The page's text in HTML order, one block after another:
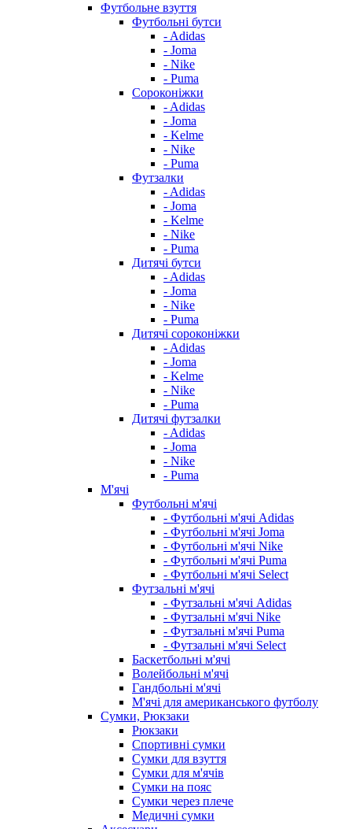
Футбольне взуття
Футбольні бутси
- Adidas
- Joma
- Nike
- Puma
Сороконіжки
- Adidas
- Joma
- Kelme
- Nike
- Puma
Футзалки
- Adidas
- Joma
- Kelme
- Nike
- Puma
Дитячі бутси
- Adidas
- Joma
- Nike
- Puma
Дитячі сороконіжки
- Adidas
- Joma
- Kelme
- Nike
- Puma
Дитячі футзалки
- Adidas
- Joma
- Nike
- Puma
М'ячі
Футбольні м'ячі
- Футбольні м'ячі Adidas
- Футбольні м'ячі Joma
- Футбольні м'ячі Nike
- Футбольні м'ячі Puma
- Футбольні м'ячі Select
Футзальні м'ячі
- Футзальні м'ячі Adidas
- Футзальні м'ячі Nike
- Футзальні м'ячі Puma
- Футзальні м'ячі Select
Баскетбольні м'ячі
Волейбольні м'ячі
Гандбольні м'ячі
М'ячі для американського футболу
Сумки, Рюкзаки
Рюкзаки
Спортивні сумки
Сумки для взуття
Сумки для м'ячів
Сумки на пояс
Сумки через плече
Медичні сумки